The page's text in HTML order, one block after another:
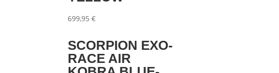
699,95€
SCORPION EXO-
RACE AIR